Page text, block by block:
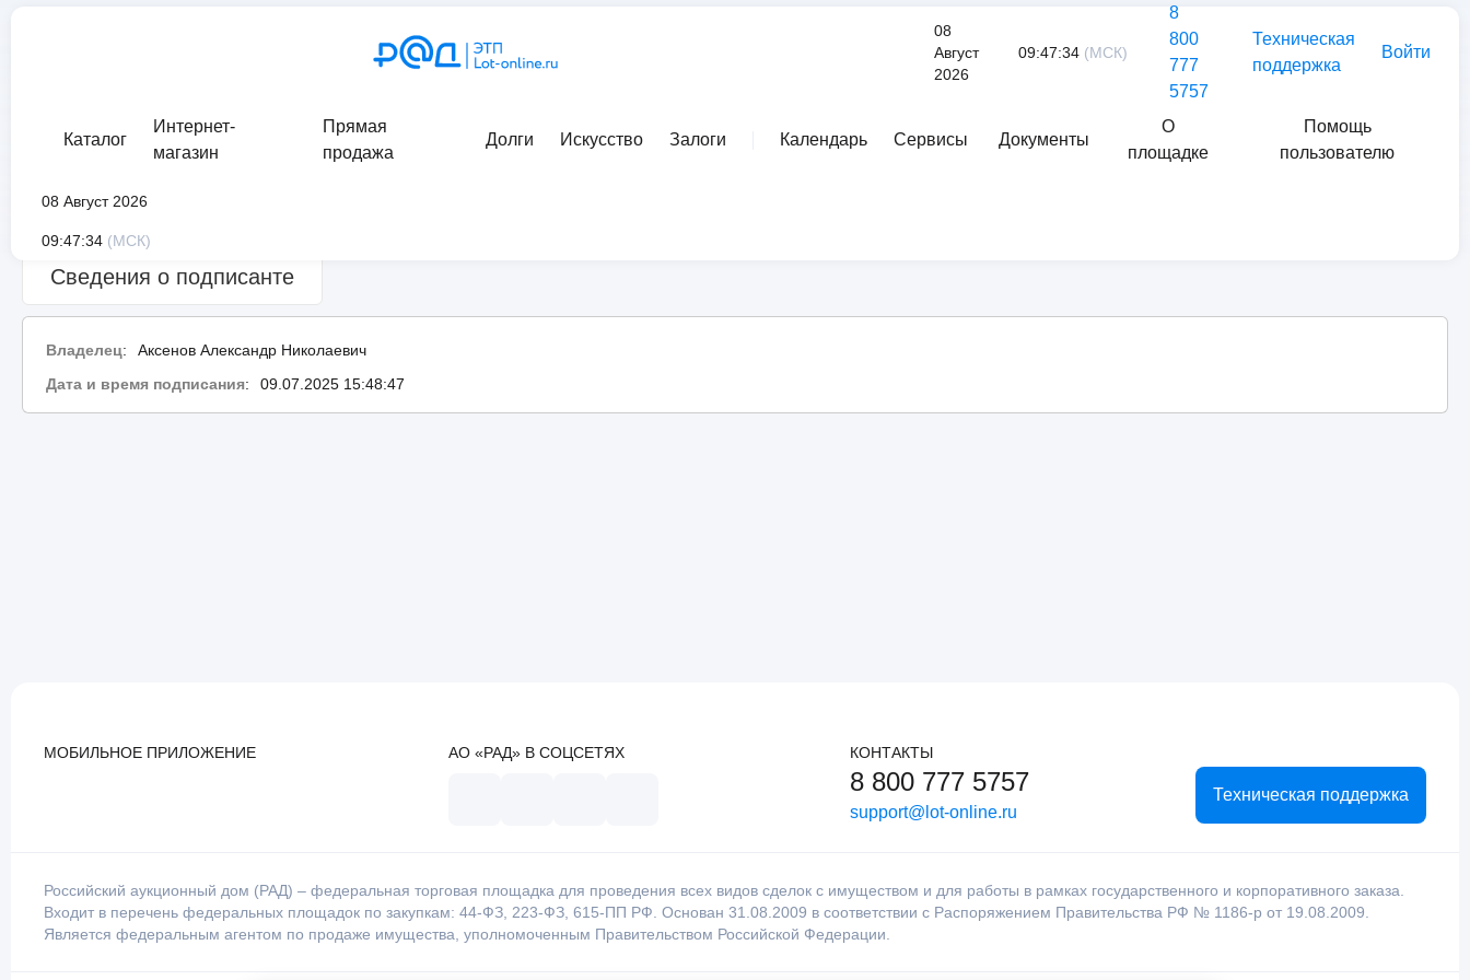
08
Август
2026
09:47:34 (МСК)
8
800
777
5757
Техническая
поддержка
Войти
Каталог
Интернет-
магазин
Прямая
продажа
Долги Искусство Залоги Календарь Сервисы Документы
О
площадке
Помощь
пользователю
08 Август 2026
09:47:34 (МСК)
Сведения о подписанте
Владелец:
Аксенов Александр Николаевич
Дата и время подписания: 09.07.2025 15:48:47
МОБИЛЬНОЕ ПРИЛОЖЕНИЕ АО «РАД» В СОЦСЕТЯХ КОНТАКТЫ
8 800 777 5757
support@lot-online.ru
Техническая поддержка
Российский аукционный дом (РАД) – федеральная торговая площадка для проведения всех видов сделок с имуществом и для работы в рамках государственного и корпоративного заказа.
Входит в перечень федеральных площадок по закупкам: 44-ФЗ, 223-ФЗ, 615-ПП РФ. Основан 31.08.2009 в соответствии с Распоряжением Правительства РФ № 1186-р от 19.08.2009.
Является федеральным агентом по продаже имущества, уполномоченным Правительством Российской Федерации.